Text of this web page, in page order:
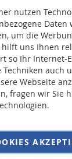
Inseln wird ein
AGB
Widerruf
Datenschutz
Impressum
nutzen
Daten
um die
uns Ihnen
so Ihr Internet-
auch
Webseite
fragen wir Sie